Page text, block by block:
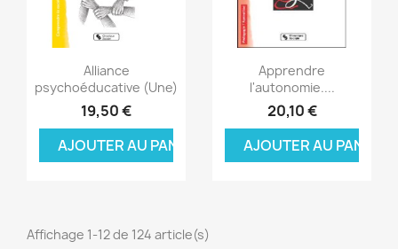
Aperçu rapide
Alliance
psychoéducative (Une)
19,50 €
AJOUTER AU PANIER
Aperçu rapide
Apprendre
l'autonomie....
20,10 €
AJOUTER AU PANIER
Affichage 1-12 de 124 article(s)